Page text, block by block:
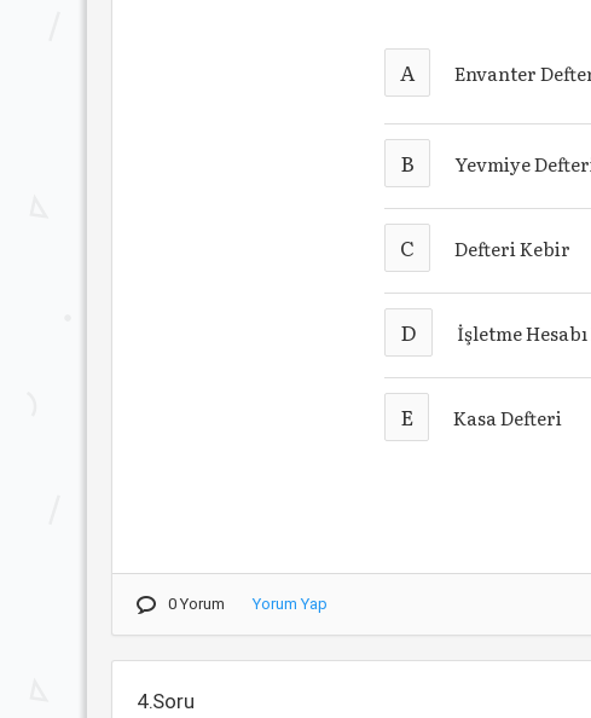
A Envanter
B Yevmiye
C Defteri Kebir
D İşletme
E Kasa Defteri
0 Yorum Yorum Yap
4.Soru